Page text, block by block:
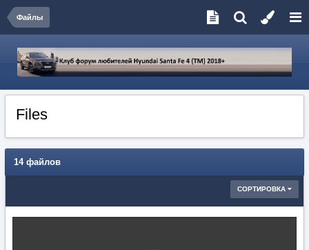
Файлы
Files
14 файлов
СОРТИРОВКА